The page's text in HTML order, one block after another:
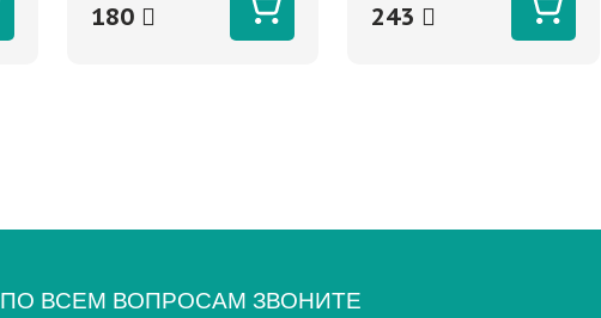
180 243
ПО ВСЕМ ВОПРОСАМ ЗВОНИТЕ